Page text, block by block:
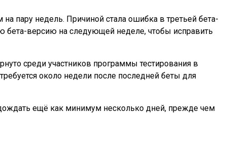
пару недель. Причиной стала ошибка в третьей бета-
бета-версию на следующей неделе, чтобы исправить
среди участников программы тестирования в
около недели после последней беты для
ещё как минимум несколько дней, прежде чем